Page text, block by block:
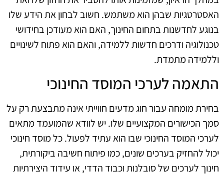
האסטרטגיות שבהן הוא משתמש. חשוב לבחון את הידע שלו
בנוגע לחדשנות בתחום החינוך, האם הוא מעודכן בחידושי
טכנולוגיה ודרכים חדשות ללמידה, והאם הוא פתוח לשינויים
וללמידה מתמדת.
התאמה לערכי המוסד החינוכי
בחירת מומחה עבור חוג מדעים חווייתי אינה מתבצעת רק על
סמך הכישורים המקצועיים שלו. יש לוודא שהמועמד מתאים
לערכי המוסד החינוכי שבו הוא עתיד לפעול. כל מוסד חינוכי
יכול להחזיק בערכים שונים, כמו פיתוח חשיבה ביקורתית,
חינוך לערכים של סובלנות וכבוד הדדי, או עידוד היצירתיות